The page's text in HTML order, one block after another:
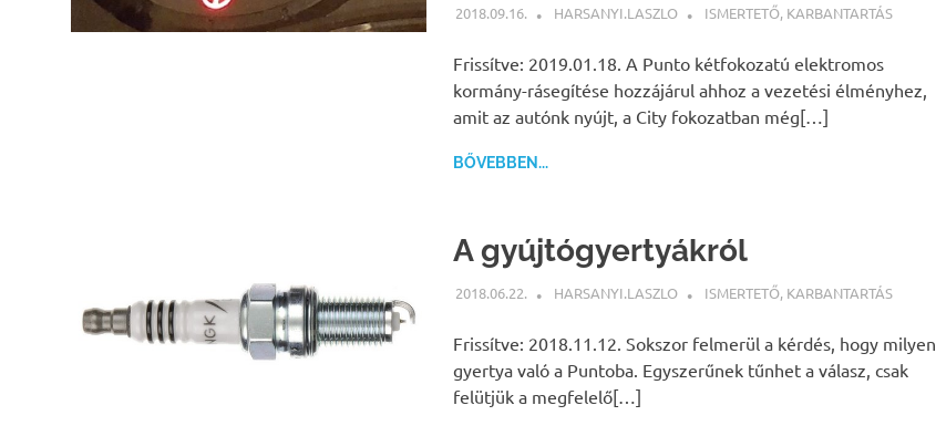
2018.09.16. HARSANYI.LASZLO ISMERTETŐ, KARBANTARTÁS
Frissítve: 2019.01.18. A Punto kétfokozatú elektromos
kormány-rásegítése hozzájárul ahhoz a vezetési élményhez,
amit az autónk nyújt, a City fokozatban még[…]
BŐVEBBEN...
A gyújtógyertyákról
2018.06.22. HARSANYI.LASZLO ISMERTETŐ, KARBANTARTÁS
Frissítve: 2018.11.12. Sokszor felmerül a kérdés, hogy milyen
gyertya való a Puntoba. Egyszerűnek tűnhet a válasz, csak
felütjük a megfelelő[…]